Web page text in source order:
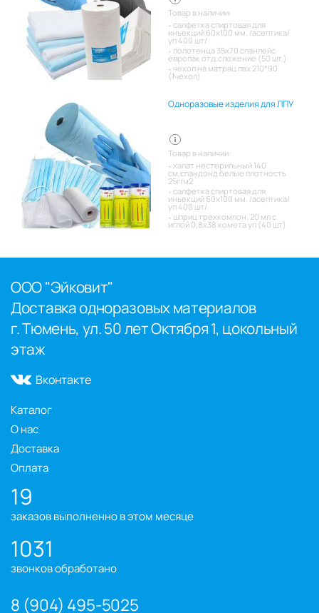
Товар в наличии:
салфетка спиртовая для
инъекций 60х100 мм. /асептика/
уп 400 шт/
полотенца 35х70 спанлейс
европак отд.сложение (50 шт.)
чехол на матрац пвх 210*90
(1чехол)
Одноразовые изделия для ЛПУ
Товар в наличии:
халат нестерильный 140
см,спандонд белые плотность
25г/м2
салфетка спиртовая для
инъекций 60х100 мм. /асептика/
уп 400 шт/
шприц трехкомпон. 20 мл с
иглой 0,8х38 комета уп (40 шт)
ООО "Эйковит"
Доставка одноразовых материалов
г. Тюмень, ул. 50 лет Октября 1, цокольный
этаж
Вконтакте
Каталог
О нас
Доставка
Оплата
19
заказов выполненно в этом месяце
1031
звонков обработано
8 (904) 495-5025